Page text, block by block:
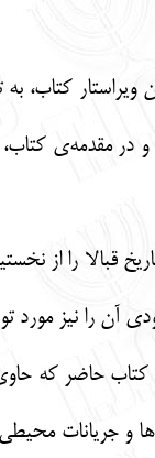
ویراستار کتاب،
و در مقدمه‌ی
یهود می‌پردازد و تاریخ
آن را نیز مورد
حاضر که حاوی
جریانات